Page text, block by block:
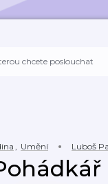
, Umění Luboš